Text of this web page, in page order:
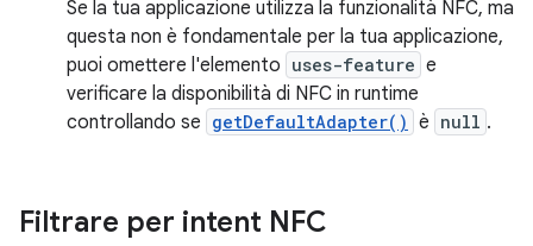
Se la tua applicazione utilizza la funzionalità NFC, ma
questa non è fondamentale per la tua applicazione,
puoi omettere l'elemento uses-feature e
verificare la disponibilità di NFC in runtime
controllando se getDefaultAdapter() è null .
Filtrare per intent NFC